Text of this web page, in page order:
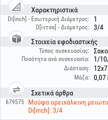
Χαρακτηριστικά
Di[inch] - Εσωτερική Διάμετρος: 1
D[ίντσα] - Διάμετρος:
3/4
Στοιχεία εφοδιαστικής
Τύπος συσκευασίας:
Ποσότητα ανά συσκευασία: 1/
Διάσταση:
Μάζα: 0,07
Σχετικά άρθρα
679575
Μούφα ορειχάλκινη
Di[inch]: 3/4